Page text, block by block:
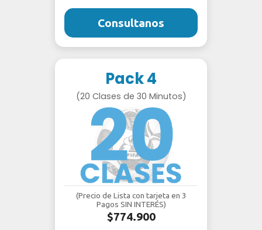
Consultanos
Pack 4
(20 Clases de 30 Minutos)
(Precio de Lista con tarjeta en 3
Pagos SIN INTERÉS)
$774.900